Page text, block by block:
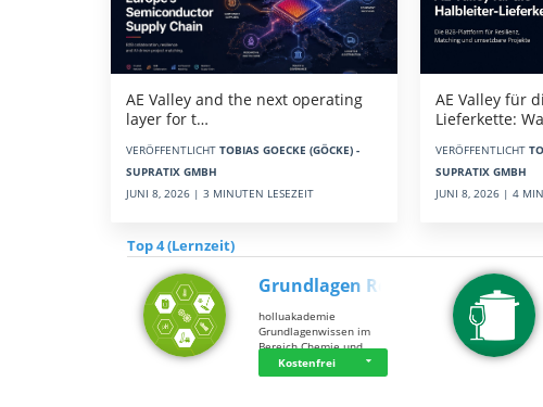
AE Valley and the next operating
layer for t…
VERÖFFENTLICHT TOBIAS GOECKE (GÖCKE) -
SUPRATIX GMBH
JUNI 8, 2026 | 3 MINUTEN LESEZEIT
AE Valley für
Lieferkette:
VERÖFFENTLICHT
SUPRATIX GMBH
JUNI 8, 2026 | 4
Top 4 (Lernzeit)
Grundlagen Rein…
holluakademie
Grundlagenwissen im
Bereich Chemie und …
Kostenfrei